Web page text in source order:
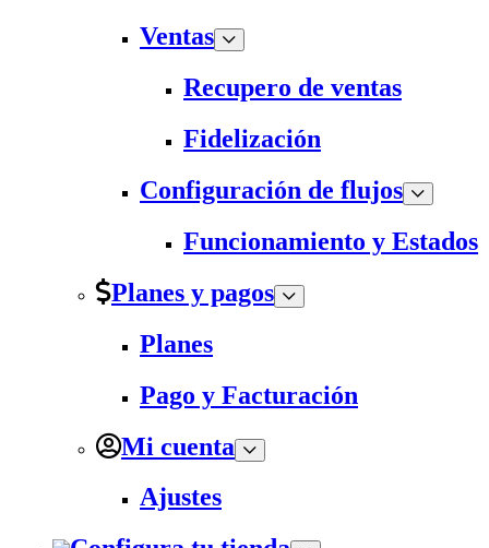
Ventas
Recupero de ventas
Fidelización
Configuración de flujos
Funcionamiento y Estados
Planes y pagos
Planes
Pago y Facturación
Mi cuenta
Ajustes